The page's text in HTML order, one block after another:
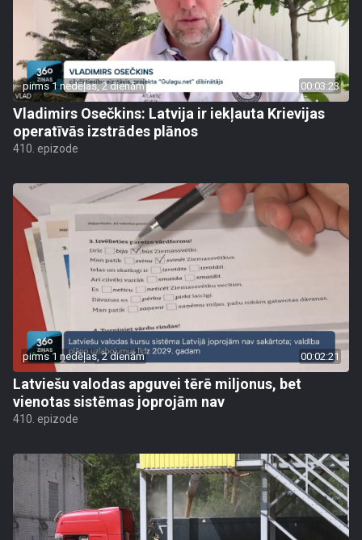
pirms 1 nedēļas, 2 dienām 00:03:23
Vladimirs Osečkins: Latvija ir iekļauta Krievijas
operatīvās izstrādes plānos
410. epizode
pirms 1 nedēļas, 2 dienām 00:02:21
Latviešu valodas apguvei tērē miljonus, bet
vienotas sistēmas joprojām nav
410. epizode